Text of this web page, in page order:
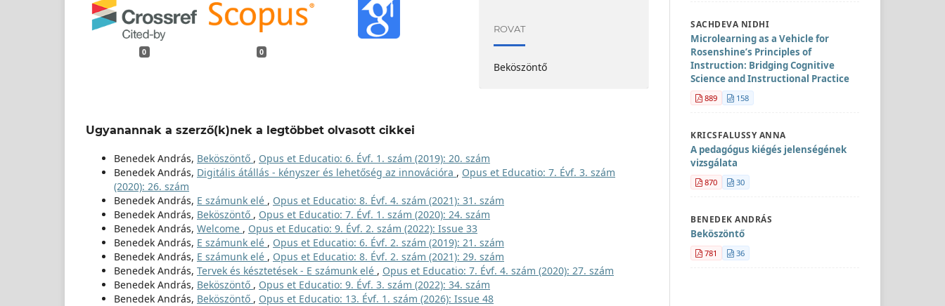
0 0
ROVAT
Beköszöntő
Ugyanannak a szerző(k)nek a legtöbbet olvasott cikkei
Benedek András, Beköszöntő , Opus et Educatio: 6. Évf. 1. szám (2019): 20. szám
Benedek András, Digitális átállás - kényszer és lehetőség az innovációra , Opus et Educatio: 7. Évf. 3. szám
(2020): 26. szám
Benedek András, E számunk elé , Opus et Educatio: 8. Évf. 4. szám (2021): 31. szám
Benedek András, Beköszöntő , Opus et Educatio: 7. Évf. 1. szám (2020): 24. szám
Benedek András, Welcome , Opus et Educatio: 9. Évf. 2. szám (2022): Issue 33
Benedek András, E számunk elé , Opus et Educatio: 6. Évf. 2. szám (2019): 21. szám
Benedek András, E számunk elé , Opus et Educatio: 8. Évf. 2. szám (2021): 29. szám
Benedek András, Tervek és késztetések - E számunk elé , Opus et Educatio: 7. Évf. 4. szám (2020): 27. szám
Benedek András, Beköszöntő , Opus et Educatio: 9. Évf. 3. szám (2022): 34. szám
Benedek András, Beköszöntő , Opus et Educatio: 13. Évf. 1. szám (2026): Issue 48
SACHDEVA NIDHI
Microlearning as a Vehicle for
Rosenshine’s Principles of
Instruction: Bridging Cognitive
Science and Instructional Practice
889 158
KRICSFALUSSY ANNA
A pedagógus kiégés jelenségének
vizsgálata
870 30
BENEDEK ANDRÁS
Beköszöntő
781 36